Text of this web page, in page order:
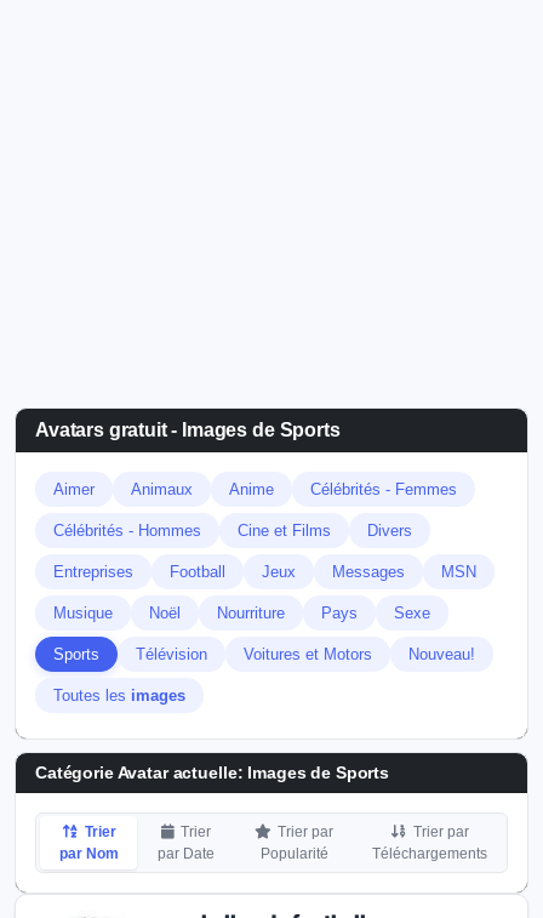
Avatars gratuit - Images de Sports
Aimer Animaux Anime Célébrités - Femmes
Célébrités - Hommes Cine et Films Divers
Entreprises Football Jeux Messages MSN
Musique Noël Nourriture Pays Sexe
Sports Télévision Voitures et Motors Nouveau!
Toutes les images
Catégorie Avatar actuelle: Images de Sports
Trier
par Nom
Trier
par Date
Trier par
Popularité
Trier par
Téléchargements